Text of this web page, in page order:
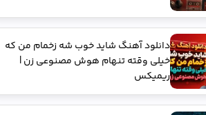
دانلود آهنگ شاید خوب شه زخمام من که
خیلی وقته تنهام هوش مصنوعی زن |
ریمیکس